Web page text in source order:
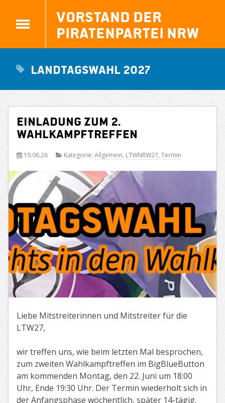
Vorstand der
Piratenpartei NRW
Landtagswahl 2027
Einladung zum 2.
Wahlkampftreffen
19.06.26 Kategorie: Allgemein, LTWNRW27, Termin
Liebe Mitstreiterinnen und Mitstreiter für die
LTW27,
wir treffen uns, wie beim letzten Mal besprochen,
zum zweiten Wahlkampftreffen im BigBlueButton
am kommenden Montag, den 22. Juni um 18:00
Uhr, Ende 19:30 Uhr. Der Termin wiederholt sich in
der Anfangsphase wöchentlich, später 14-tägig.